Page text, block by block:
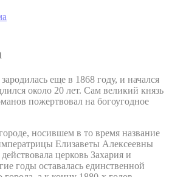
еще в 1868 году, и начался
около 20 лет. Сам великий князь
пожертвовал на богоугодное
носившем в то время название
Елизаветы Алексеевны
церковь Захария и
годы оставалась единственной